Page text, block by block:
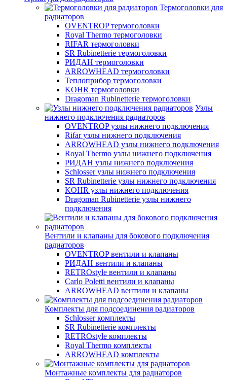
Термоголовки для
радиаторов
OVENTROP термоголовки
Royal Thermo термоголовки
RIFAR термоголовки
SR Rubinetterie термоголовки
РИДАН термоголовки
ARROWHEAD термоголовки
Теплоприбор термоголовки
KOHR термоголовки
Dragoman Rubinetterie термоголовки
Узлы
нижнего подключения радиаторов
OVENTROP узлы нижнего подключения
Rifar узлы нижнего подключения
ARROWHEAD узлы нижнего подключения
Royal Thermo узлы нижнего подключения
РИДАН узлы нижнего подключения
Schlosser узлы нижнего подключения
SR Rubinetterie узлы нижнего подключения
KOHR узлы нижнего подключения
Dragoman Rubinetterie узлы нижнего
подключения
Вентили и клапаны для бокового подключения
радиаторов
OVENTROP вентили и клапаны
РИДАН вентили и клапаны
RETROstyle вентили и клапаны
Carlo Poletti вентили и клапаны
ARROWHEAD вентили и клапаны
Комплекты для подсоединения радиаторов
Schlosser комплекты
SR Rubinetterie комплекты
RETROstyle комплекты
Royal Thermo комплекты
ARROWHEAD комплекты
Монтажные комплекты для радиаторов